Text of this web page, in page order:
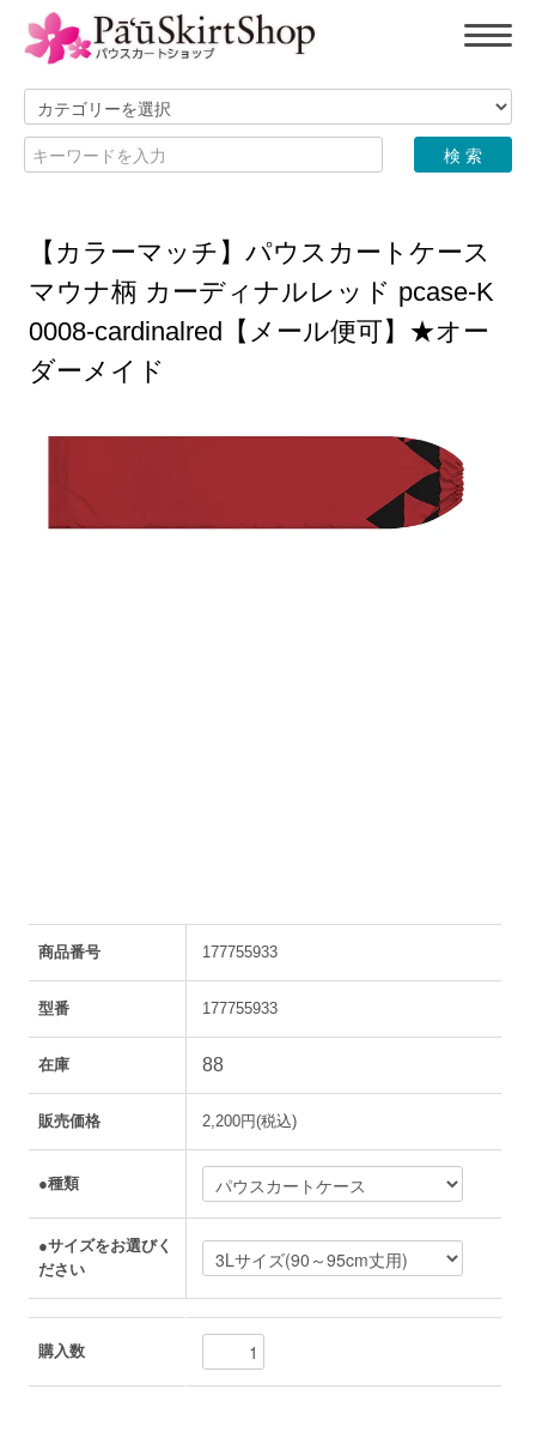
【カラーマッチ】パウスカートケース
マウナ柄 カーディナルレッド pcase-K
0008-cardinalred【メール便可】★オー
ダーメイド
商品番号 177755933
型番 177755933
在庫 88
販売価格 2,200円(税込)
●種類
●サイズをお選びく
ださい
購入数